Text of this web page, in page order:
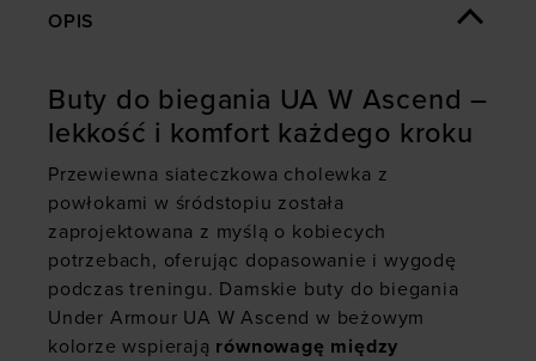
OPIS
Buty do biegania UA W Ascend –
lekkość i komfort każdego kroku
Przewiewna siateczkowa cholewka z
powłokami w śródstopiu została
zaprojektowana z myślą o kobiecych
potrzebach, oferując dopasowanie i wygodę
podczas treningu. Damskie buty do biegania
Under Armour UA W Ascend w beżowym
kolorze wspierają równowagę między